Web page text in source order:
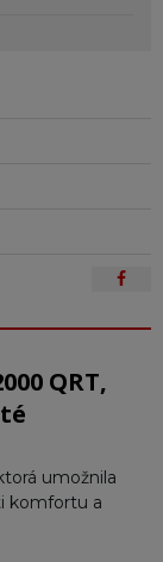
QRT,
umožnila
komfortu a